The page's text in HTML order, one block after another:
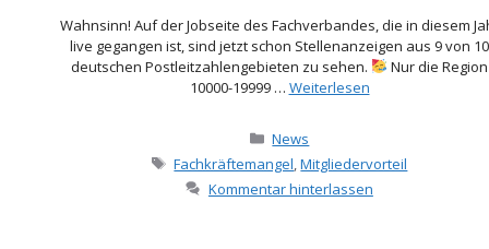
Wahnsinn! Auf der Jobseite des Fachverbandes, die in diesem
live gegangen ist, sind jetzt schon Stellenanzeigen aus 9 von 10
deutschen Postleitzahlengebieten zu sehen.
Nur die Region
10000-19999 … Weiterlesen
Kategorien
News
Schlagwörter
Fachkräftemangel ,Mitgliedervorteil
Kommentar hinterlassen